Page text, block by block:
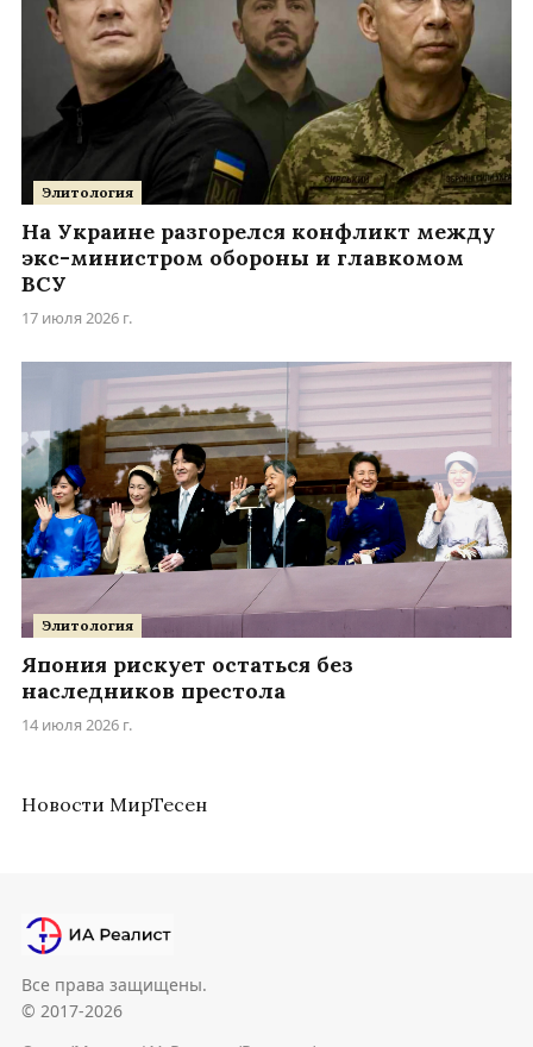
Элитология
На Украине разгорелся конфликт между
экс-министром обороны и главкомом
ВСУ
17 июля 2026 г.
Элитология
Япония рискует остаться без
наследников престола
14 июля 2026 г.
Новости МирТесен
Все права защищены.
© 2017-2026